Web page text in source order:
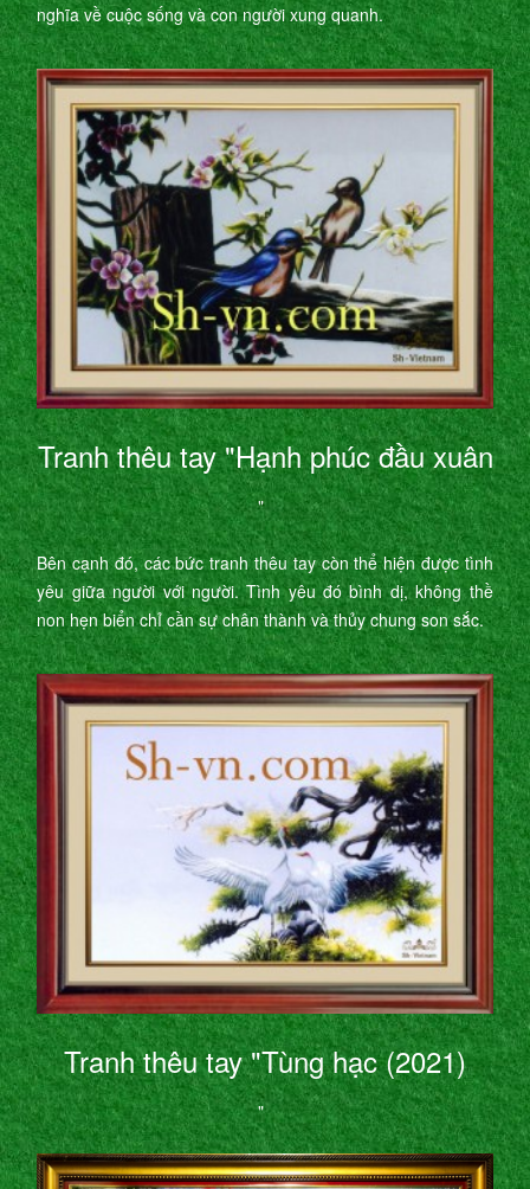
nghĩa về cuộc sống và con người xung quanh.
Tranh thêu tay "Hạnh phúc đầu xuân
"
Bên cạnh đó, các bức tranh thêu tay còn thể hiện được tình
yêu giữa người với người. Tình yêu đó bình dị, không thề
non hẹn biển chỉ cần sự chân thành và thủy chung son sắc.
Tranh thêu tay "Tùng hạc (2021)
"